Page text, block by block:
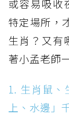
或容易吸收
特定場所，
生肖？又有
著小孟老師
1. 生肖鼠、
上、水邊」